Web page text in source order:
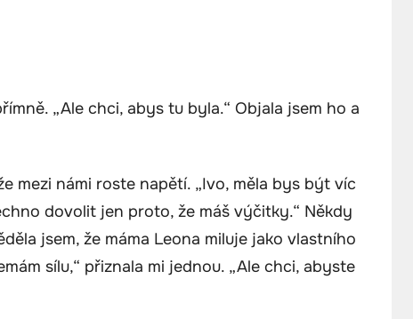
„Ale chci, abys tu byla.“ Objala jsem ho a
mezi námi roste napětí. „Ivo, měla bys být víc
dovolit jen proto, že máš výčitky.“ Někdy
jsem, že máma Leona miluje jako vlastního
sílu,“ přiznala mi jednou. „Ale chci, abyste